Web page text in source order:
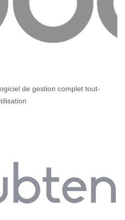
de gestion complet tout-